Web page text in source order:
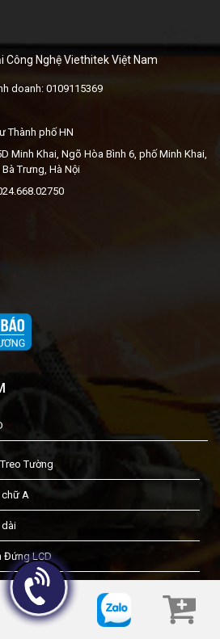
Công Nghệ Viethitek Việt Nam
doanh: 0109115369
Thành phố HN
Minh Khai, Ngõ Hòa Bình 6, phố Minh Khai,
Trưng, Hà Nội
Tường
A
dài
Đứng LCD